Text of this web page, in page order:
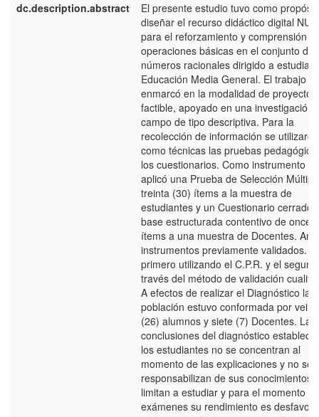
dc.description.abstract
El presente estudio tuvo como
diseñar el recurso didáctico digital
para el reforzamiento y comprensión
operaciones básicas en el conjunto de
números racionales dirigido a
Educación Media General. El trabajo se
enmarcó en la modalidad de proyecto
factible, apoyado en una investigación
campo de tipo descriptiva. Para la
recolección de información se utilizaron
como técnicas las pruebas
los cuestionarios. Como instrumento se
aplicó una Prueba de Selección
treinta (30) ítems a la muestra de
estudiantes y un Cuestionario cerrado
base estructurada contentivo de once
ítems a una muestra de Docentes.
instrumentos previamente validados. El
primero utilizando el C.P.R. y el
través del método de validación
A efectos de realizar el Diagnóstico la
población estuvo conformada por
(26) alumnos y siete (7) Docentes. Las
conclusiones del diagnóstico
los estudiantes no se concentran al
momento de las explicaciones y no se
responsabilizan de sus conocimientos,
limitan a estudiar y para el momento
exámenes su rendimiento es